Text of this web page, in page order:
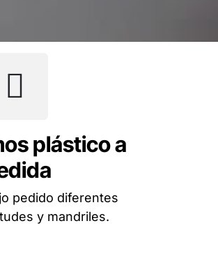
plástico a
pedido diferentes
y mandriles.